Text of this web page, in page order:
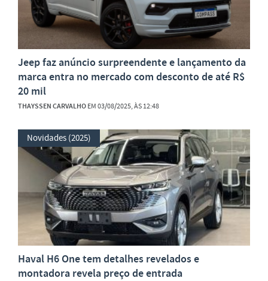
Jeep faz anúncio surpreendente e lançamento da
marca entra no mercado com desconto de até R$
20 mil
THAYSSEN CARVALHOEM 03/08/2025, ÀS 12:48
Novidades (2025)
Haval H6 One tem detalhes revelados e
montadora revela preço de entrada